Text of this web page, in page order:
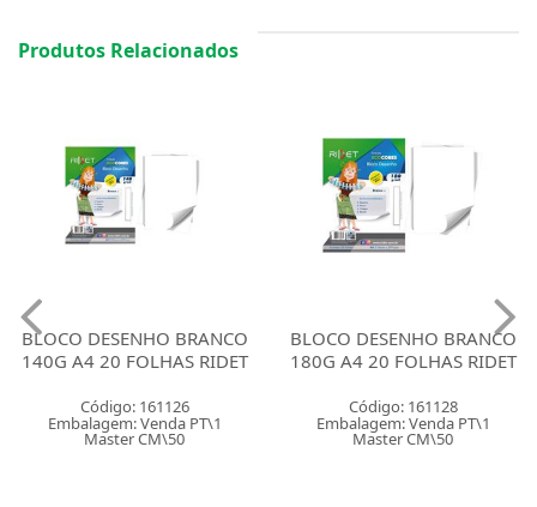
Produtos Relacionados
BLOCO DESENHO BRANCO
140G A4 20 FOLHAS RIDET
Código: 161126
Embalagem: Venda PT\1
Master CM\50
BLOCO DESENHO BRANCO
180G A4 20 FOLHAS RIDET
Código: 161128
Embalagem: Venda PT\1
Master CM\50